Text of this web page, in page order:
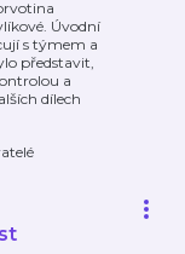
Úvodní
s týmem a
představit,
a
dílech